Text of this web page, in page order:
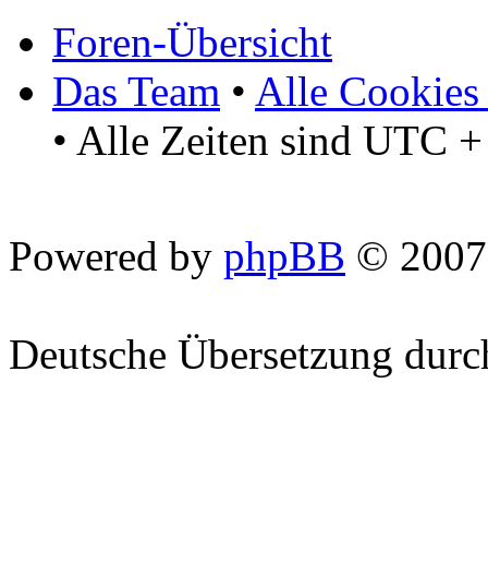
Foren-Übersicht
Das Team • Alle Cookies
• Alle Zeiten sind UTC
Powered by phpBB ©
Deutsche Übersetzung